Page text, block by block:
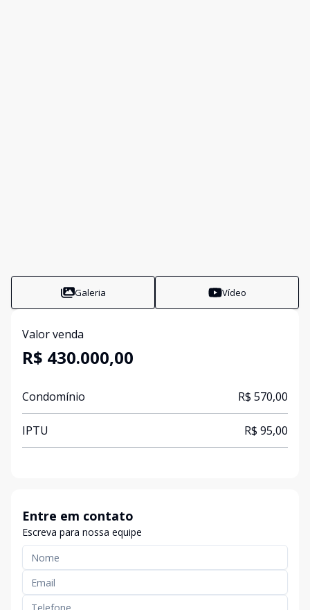
Galeria Vídeo
Valor venda
R$ 430.000,00
Condomínio R$ 570,00
IPTU R$ 95,00
Entre em contato
Escreva para nossa equipe